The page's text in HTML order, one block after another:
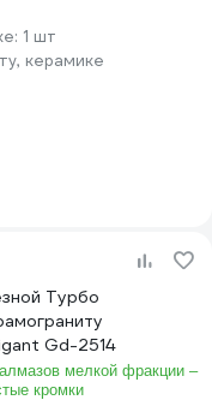
1 шт
керамике
Турбо
Gd-2514
мелкой фракции –
кромки